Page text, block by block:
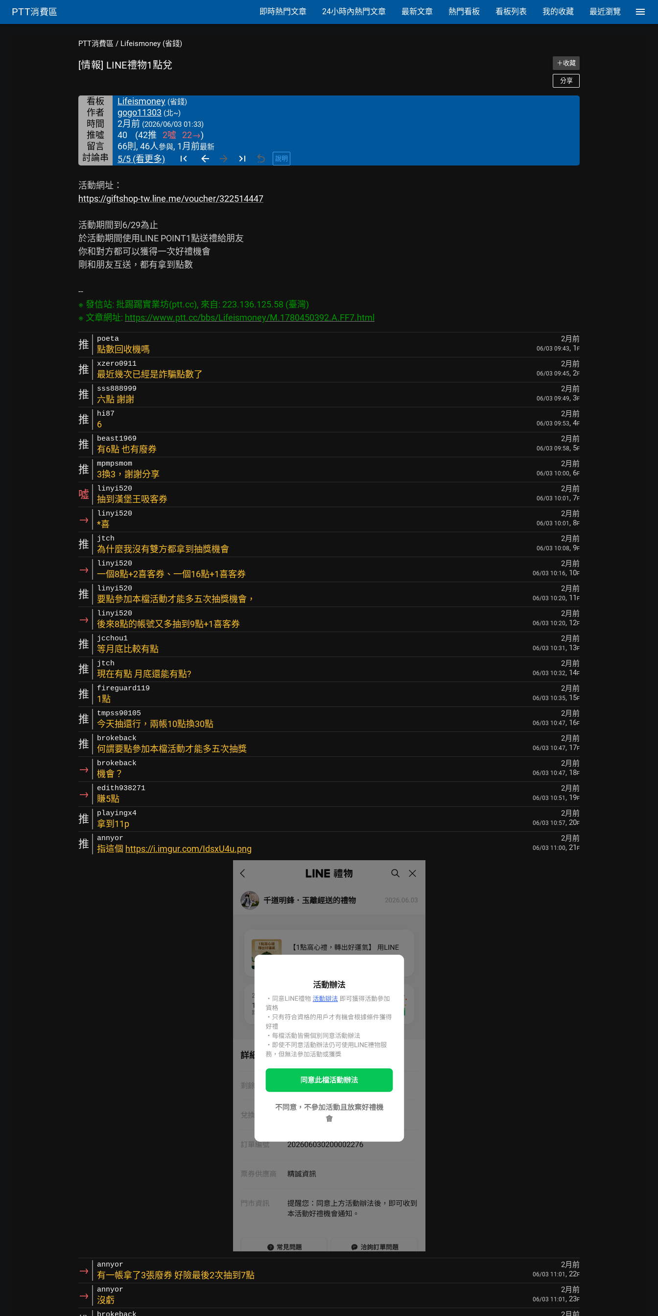
PTT消費區 即時熱門文章 24小時內熱門文章 最新文章 熱門看板 看板列表 我的收藏 最近瀏覽
PTT消費區 / Lifeismoney (省錢)
[情報] LINE禮物1點兌 ＋收藏
分享
看板 Lifeismoney (省錢)
作者 gogo11303 (北~)
時間 2月前 (2026/06/03 01:33)
推噓 40 (42推 2噓 22→)
留言
66則, 46人參與, 1月前最新
討論串 5/5 (看更多) 說明
https://giftshop-tw.line.me/voucher/322514447
活動期間到6/29為止
於活動期間使用LINE POINT1點送禮給朋友
你和對方都可以獲得一次好禮機會
剛和朋友互送，都有拿到點數
※ 發信站: 批踢踢實業坊(ptt.cc), 來自: 223.136.125.58 (臺灣)
※ 文章網址: https://www.ptt.cc/bbs/Lifeismoney/M.1780450392.A.FF7.html
推 poeta 2月前
點數回收機嗎 06/03 09:43, 1 F
推 xzero0911 2月前
最近幾次已經是詐騙點數了 06/03 09:45, 2F
推 sss888999 2月前
六點 謝謝 06/03 09:49, 3F
推 hi87 2月前
6 06/03 09:53, 4F
推 beast1969 2月前
有6點 也有廢券 06/03 09:58, 5F
推 mpmpsmom 2月前
3換3，謝謝分享 06/03 10:00, 6F
噓 linyi520 2月前
抽到漢堡王吸客券 06/03 10:01 , 7F
→ linyi520 2月前
*喜 06/03 10:01 , 8F
推 jtch 2月前
為什麼我沒有雙方都拿到抽獎機會 06/03 10:08, 9F
→ linyi520 2月前
一個8點+2喜客券、一個16點+1喜客券 06/03 10:16, 10F
推 linyi520 2月前
要點參加本檔活動才能多五次抽獎機會， 06/03 10:20, 11 F
→ linyi520 2月前
後來8點的帳號又多抽到9點+1喜客券 06/03 10:20, 12F
推 jcchou1 2月前
等月底比較有點 06/03 10:31 , 13F
推 jtch 2月前
現在有點 月底還能有點? 06/03 10:32, 14F
推 fireguard119 2月前
1點 06/03 10:35, 15F
推 tmpss90105 2月前
今天抽還行，兩帳10點換30點 06/03 10:47, 16F
推 brokeback 2月前
何謂要點參加本檔活動才能多五次抽獎 06/03 10:47, 17F
→ brokeback 2月前
機會？ 06/03 10:47, 18F
→ edith938271 2月前
賺5點 06/03 10:51 , 19F
推 playingx4 2月前
拿到11p 06/03 10:57, 20F
推 annyor 2月前
指這個 https://i.imgur.com/IdsxU4u.png 06/03 11:00, 21 F
→ annyor 2月前
有一帳拿了3張廢券 好險最後2次抽到7點 06/03 11:01 , 22F
→ annyor 2月前
沒虧 06/03 11:01 , 23F